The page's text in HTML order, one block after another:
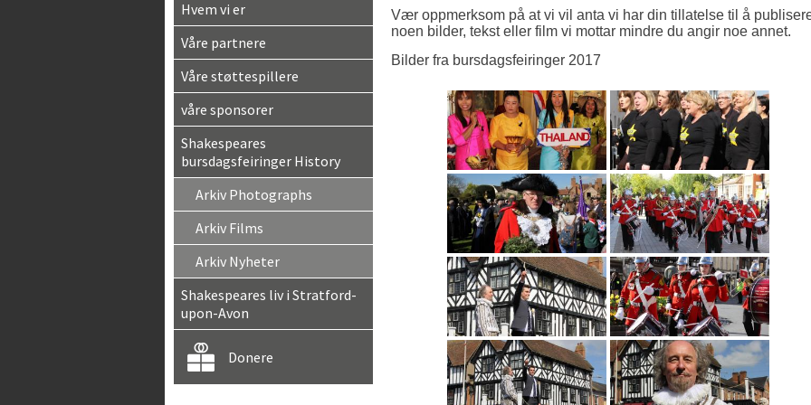
Hvem vi er
Våre partnere
Våre støttespillere
våre sponsorer
Shakespeares
bursdagsfeiringer History
Arkiv Photographs
Arkiv Films
Arkiv Nyheter
Shakespeares liv i Stratford-
upon-Avon
Donere
Vær oppmerksom på at vi vil anta vi har din tillatelse til å
noen bilder, tekst eller film vi mottar mindre du angir noe annet.
Bilder fra bursdagsfeiringer 2017